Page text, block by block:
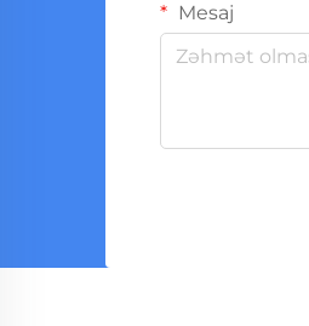
Mesaj